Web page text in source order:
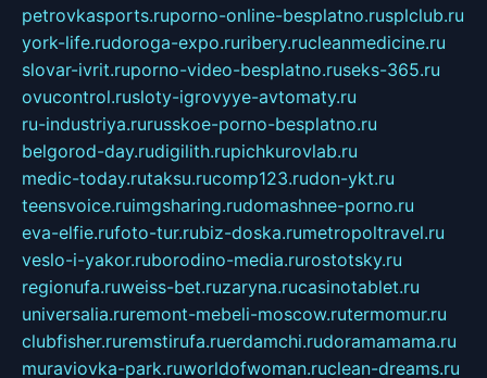
petrovkasports.ruporno-online-besplatno.rusplclub.ru
york-life.rudoroga-expo.ruribery.rucleanmedicine.ru
slovar-ivrit.ruporno-video-besplatno.ruseks-365.ru
ovucontrol.rusloty-igrovyye-avtomaty.ru
ru-industriya.rurusskoe-porno-besplatno.ru
belgorod-day.rudigilith.rupichkurovlab.ru
medic-today.rutaksu.rucomp123.rudon-ykt.ru
teensvoice.ruimgsharing.rudomashnee-porno.ru
eva-elfie.rufoto-tur.rubiz-doska.rumetropoltravel.ru
veslo-i-yakor.ruborodino-media.rurostotsky.ru
regionufa.ruweiss-bet.ruzaryna.rucasinotablet.ru
universalia.ruremont-mebeli-moscow.rutermomur.ru
clubfisher.ruremstirufa.ruerdamchi.rudoramamama.ru
muraviovka-park.ruworldofwoman.ruclean-dreams.ru